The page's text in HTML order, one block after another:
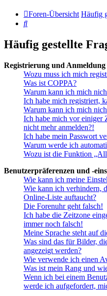
Foren-Übersicht Häufig
Suche
Häufig gestellte
Registrierung und Anmeldung
Wozu muss ich mich
Was ist COPPA?
Warum kann ich mich
Ich habe mich registriert,
Warum kann ich mich
Ich habe mich vor einiger
nicht mehr anmelden?!
Ich habe mein Passwort
Warum werde ich
Wozu ist die Funktion
Benutzerpräferenzen und -
Wie kann ich meine
Wie kann ich verhindern,
Online-Liste auftaucht?
Die Forenuhr geht falsch!
Ich habe die Zeitzone
immer noch falsch!
Meine Sprache steht auf
Was sind das für Bilder,
angezeigt werden?
Wie verwende ich einen
Was ist mein Rang und
Wenn ich bei einem
werde ich aufgefordert,